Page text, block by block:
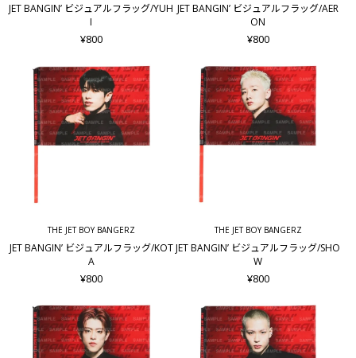
JET BANGIN’ ビジュアルフラッグ/YUH
I
¥800
JET BANGIN’ ビジュアルフラッグ/AER
ON
¥800
THE JET BOY BANGERZ
JET BANGIN’ ビジュアルフラッグ/KOT
A
¥800
THE JET BOY BANGERZ
JET BANGIN’ ビジュアルフラッグ/SHO
W
¥800